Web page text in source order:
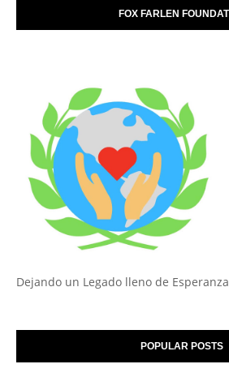
FOX FARLEN
Dejando un Legado lleno de Esperanza
POPULAR POSTS